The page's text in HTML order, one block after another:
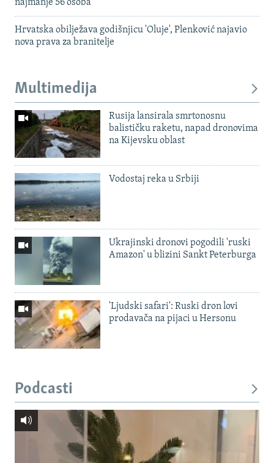
najmanje 56 osoba
Hrvatska obilježava godišnjicu 'Oluje', Plenković najavio
nova prava za branitelje
Multimedija
Rusija lansirala smrtonosnu
balističku raketu, napad dronovima
na Kijevsku oblast
Vodostaj reka u Srbiji
Ukrajinski dronovi pogodili 'ruski
Amazon' u blizini Sankt Peterburga
'Ljudski safari': Ruski dron lovi
prodavača na pijaci u Hersonu
Podcasti